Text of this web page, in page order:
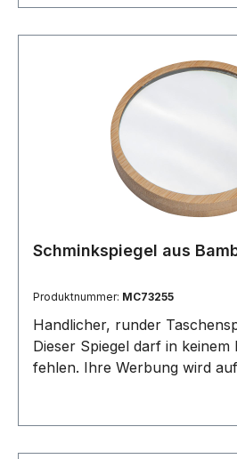
Schminkspiegel aus
Produktnummer: MC73255
Handlicher, runder
Dieser Spiegel darf in keinem
fehlen. Ihre Werbung wird